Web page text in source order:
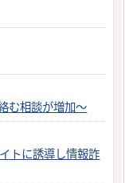
む相談が増加～
トに誘導し情報詐